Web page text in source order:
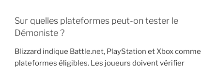
Sur quelles plateformes peut-on tester le
Démoniste ?
Blizzard indique Battle.net, PlayStation et Xbox comme
plateformes éligibles. Les joueurs doivent vérifier